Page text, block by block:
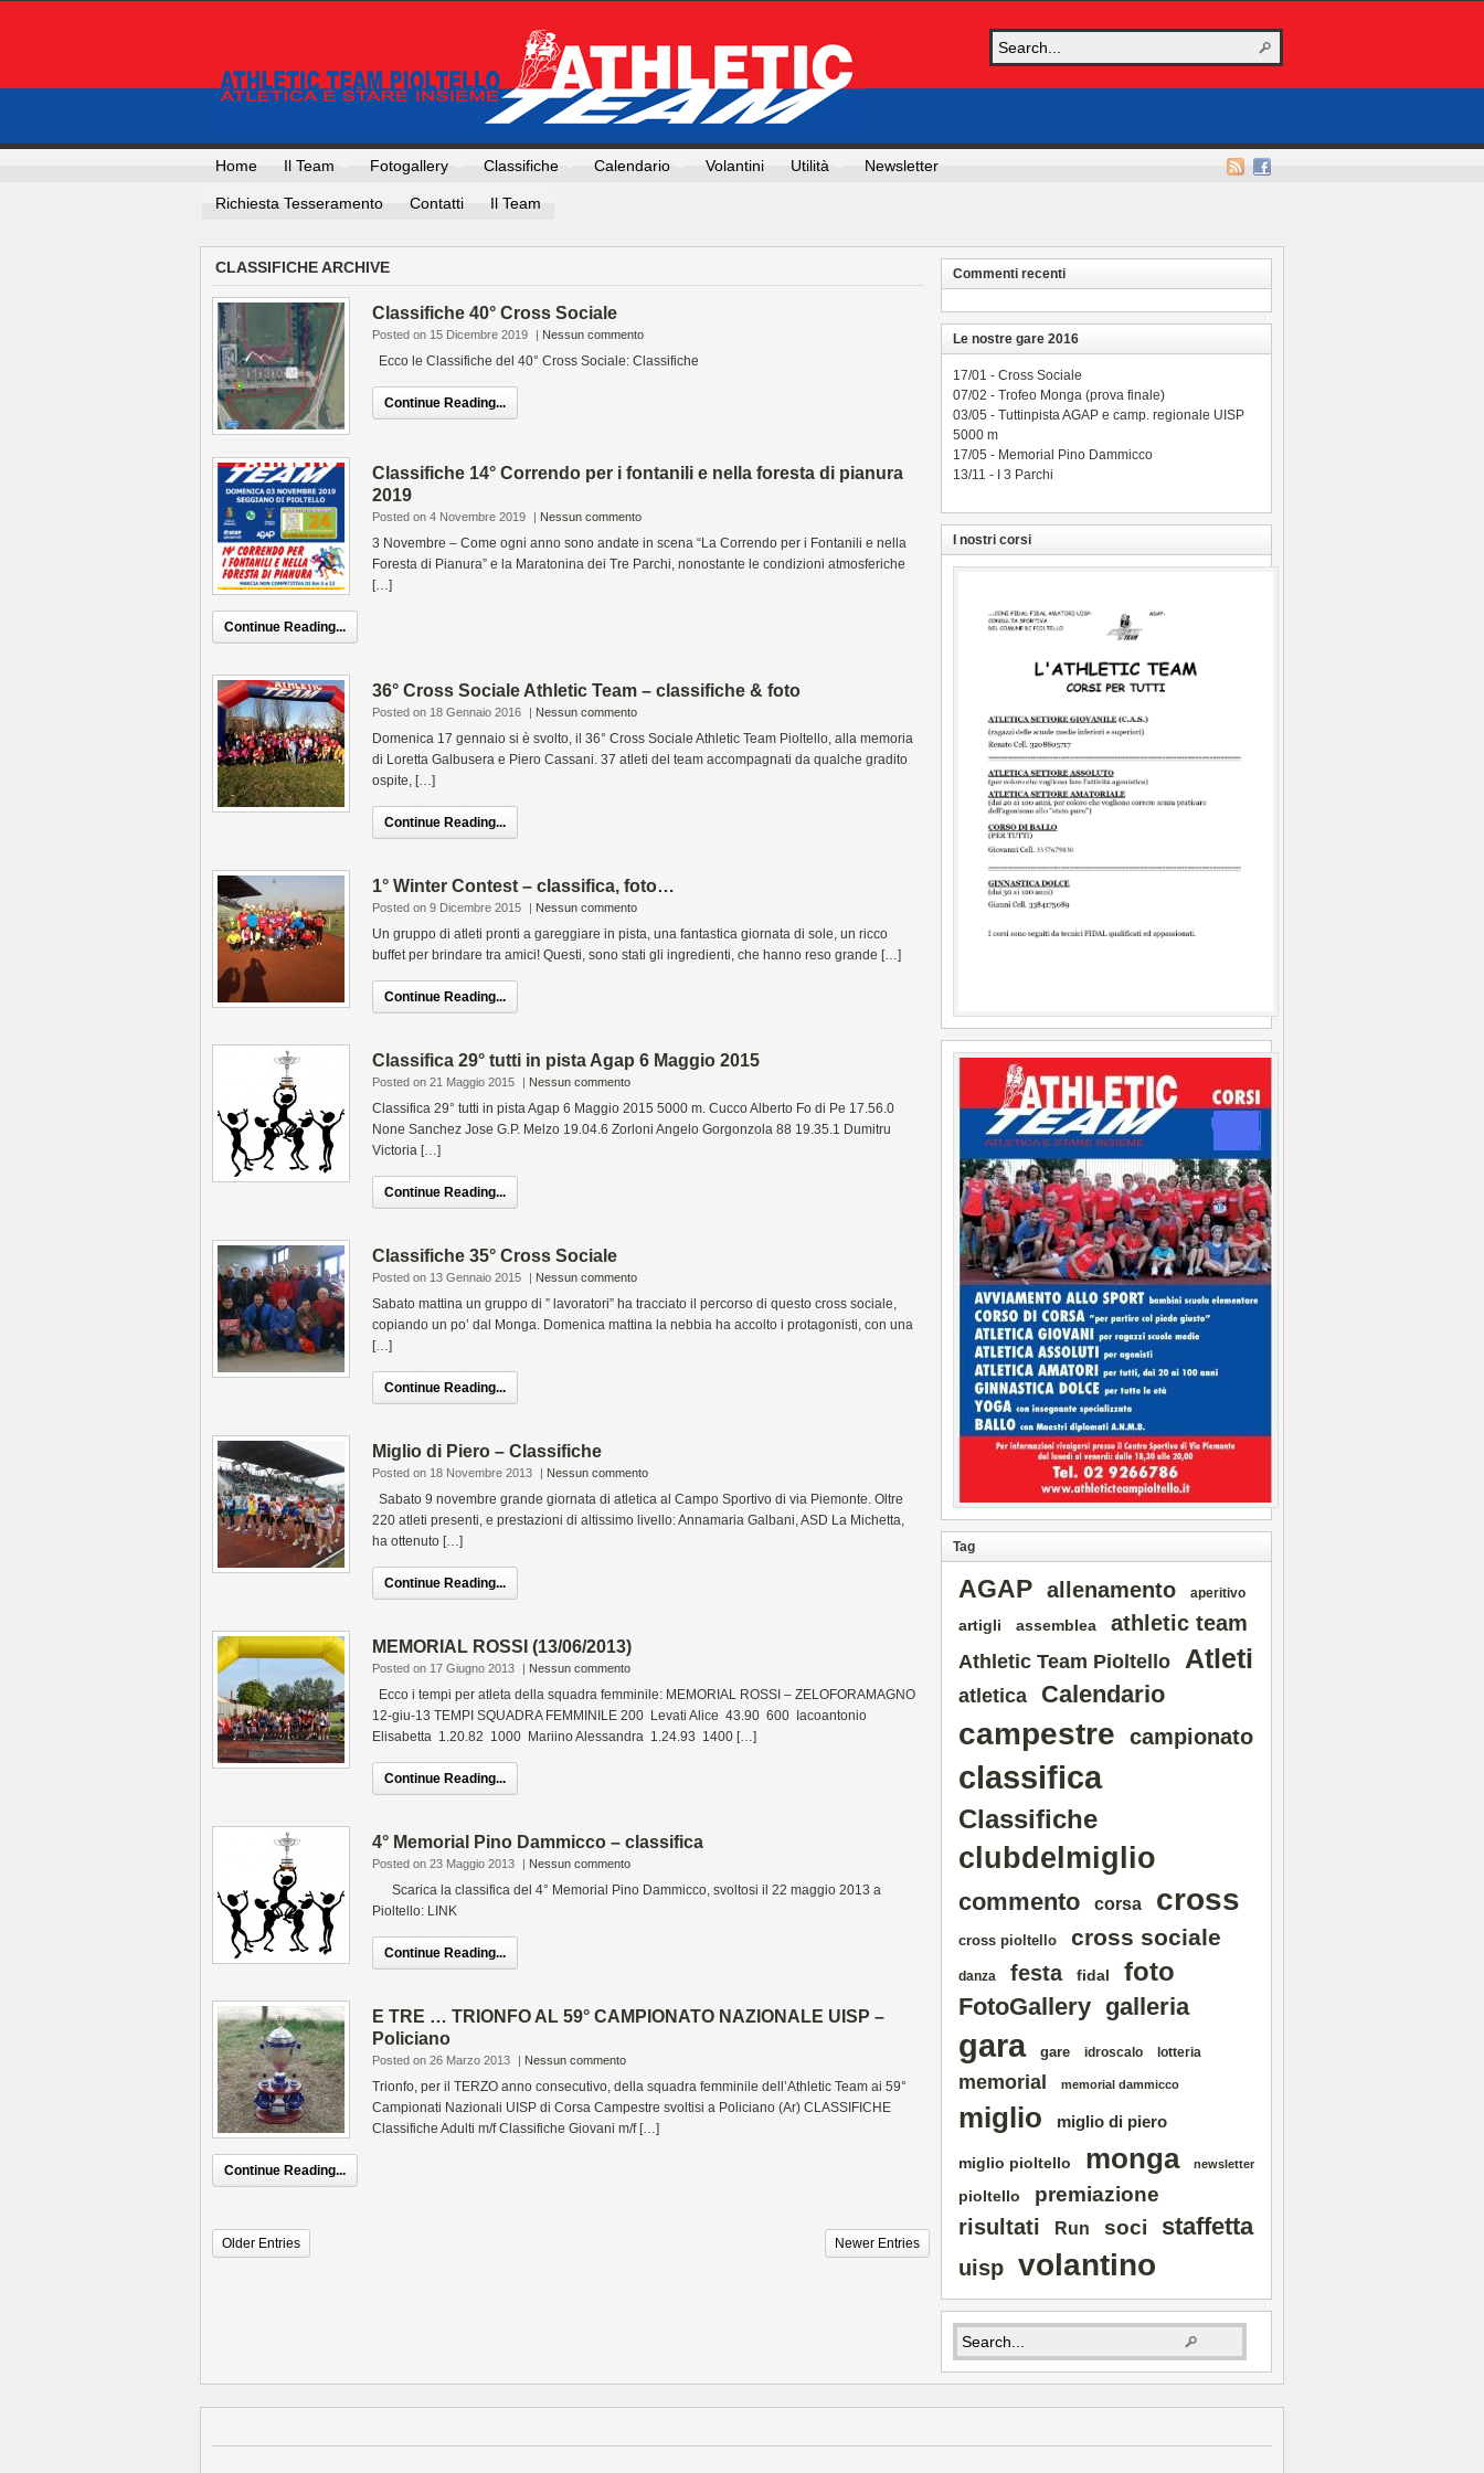
Home Il Team Fotogallery Classifiche Calendario Volantini Utilità Newsletter
Richiesta Tesseramento Contatti Il Team
CLASSIFICHE ARCHIVE
Classifiche 40° Cross Sociale
Posted on 15 Dicembre 2019 | Nessun commento
Ecco le Classifiche del 40° Cross Sociale: Classifiche
Continue Reading...
Classifiche 14° Correndo per i fontanili e nella foresta di pianura
2019
Posted on 4 Novembre 2019 | Nessun commento
3 Novembre – Come ogni anno sono andate in scena “La Correndo per i Fontanili e nella
Foresta di Pianura” e la Maratonina dei Tre Parchi, nonostante le condizioni atmosferiche
[…]
Continue Reading...
36° Cross Sociale Athletic Team – classifiche & foto
Posted on 18 Gennaio 2016 | Nessun commento
Domenica 17 gennaio si è svolto, il 36° Cross Sociale Athletic Team Pioltello, alla memoria
di Loretta Galbusera e Piero Cassani. 37 atleti del team accompagnati da qualche gradito
ospite, […]
Continue Reading...
1° Winter Contest – classifica, foto…
Posted on 9 Dicembre 2015 | Nessun commento
Un gruppo di atleti pronti a gareggiare in pista, una fantastica giornata di sole, un ricco
buffet per brindare tra amici! Questi, sono stati gli ingredienti, che hanno reso grande […]
Continue Reading...
Classifica 29° tutti in pista Agap 6 Maggio 2015
Posted on 21 Maggio 2015 | Nessun commento
Classifica 29° tutti in pista Agap 6 Maggio 2015 5000 m. Cucco Alberto Fo di Pe 17.56.0
None Sanchez Jose G.P. Melzo 19.04.6 Zorloni Angelo Gorgonzola 88 19.35.1 Dumitru
Victoria […]
Continue Reading...
Classifiche 35° Cross Sociale
Posted on 13 Gennaio 2015 | Nessun commento
Sabato mattina un gruppo di ” lavoratori” ha tracciato il percorso di questo cross sociale,
copiando un po’ dal Monga. Domenica mattina la nebbia ha accolto i protagonisti, con una
[…]
Continue Reading...
Miglio di Piero – Classifiche
Posted on 18 Novembre 2013 | Nessun commento
Sabato 9 novembre grande giornata di atletica al Campo Sportivo di via Piemonte. Oltre
220 atleti presenti, e prestazioni di altissimo livello: Annamaria Galbani, ASD La Michetta,
ha ottenuto […]
Continue Reading...
MEMORIAL ROSSI (13/06/2013)
Posted on 17 Giugno 2013 | Nessun commento
Ecco i tempi per atleta della squadra femminile: MEMORIAL ROSSI – ZELOFORAMAGNO
12-giu-13 TEMPI SQUADRA FEMMINILE 200 Levati Alice 43.90 600 Iacoantonio
Elisabetta 1.20.82 1000 Mariino Alessandra 1.24.93 1400 […]
Continue Reading...
4° Memorial Pino Dammicco – classifica
Posted on 23 Maggio 2013 | Nessun commento
Scarica la classifica del 4° Memorial Pino Dammicco, svoltosi il 22 maggio 2013 a
Pioltello: LINK
Continue Reading...
E TRE … TRIONFO AL 59° CAMPIONATO NAZIONALE UISP –
Policiano
Posted on 26 Marzo 2013 | Nessun commento
Trionfo, per il TERZO anno consecutivo, della squadra femminile dell’Athletic Team ai 59°
Campionati Nazionali UISP di Corsa Campestre svoltisi a Policiano (Ar) CLASSIFICHE
Classifiche Adulti m/f Classifiche Giovani m/f […]
Continue Reading...
Older Entries Newer Entries
Commenti recenti
Le nostre gare 2016
17/01 - Cross Sociale
07/02 - Trofeo Monga (prova finale)
03/05 - Tuttinpista AGAP e camp. regionale UISP
5000 m
17/05 - Memorial Pino Dammicco
13/11 - I 3 Parchi
I nostri corsi
Tag
AGAP allenamento aperitivo
artigli assemblea athletic team
Athletic Team Pioltello Atleti
atletica Calendario
campestre campionato
classifica
Classifiche
clubdelmiglio
commento corsa cross
cross pioltello cross sociale
danza festa fidal foto
FotoGallery galleria
gara gare idroscalo lotteria
memorial memorial dammicco
miglio miglio di piero
miglio pioltello monga newsletter
pioltello premiazione
risultati Run soci staffetta
uisp volantino